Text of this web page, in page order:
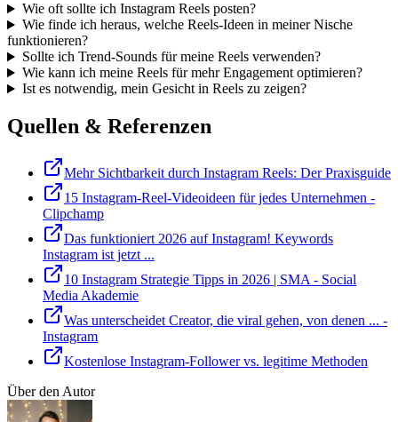
Wie oft sollte ich Instagram Reels posten?
Wie finde ich heraus, welche Reels-Ideen in meiner Nische
funktionieren?
Sollte ich Trend-Sounds für meine Reels verwenden?
Wie kann ich meine Reels für mehr Engagement optimieren?
Ist es notwendig, mein Gesicht in Reels zu zeigen?
Quellen & Referenzen
Mehr Sichtbarkeit durch Instagram Reels: Der Praxisguide
15 Instagram-Reel-Videoideen für jedes Unternehmen -
Clipchamp
Das funktioniert 2026 auf Instagram! Keywords
Instagram ist jetzt ...
10 Instagram Strategie Tipps in 2026 | SMA - Social
Media Akademie
Was unterscheidet Creator, die viral gehen, von denen ... -
Instagram
Kostenlose Instagram-Follower vs. legitime Methoden
Über den Autor